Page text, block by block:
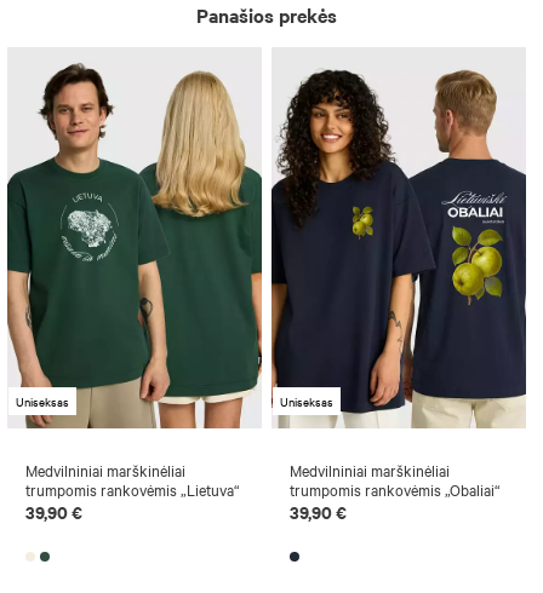
Panašios prekės
Uniseksas
Medvilniniai marškinėliai
trumpomis rankovėmis „Lietuva“
39,90 €
Uniseksas
Medvilniniai marškinėliai
trumpomis rankovėmis „Obaliai“
39,90 €